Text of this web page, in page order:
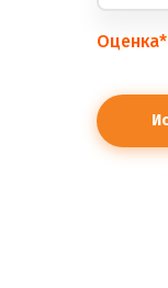
Оценка*